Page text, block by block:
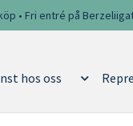
• Fri entré på
hos oss